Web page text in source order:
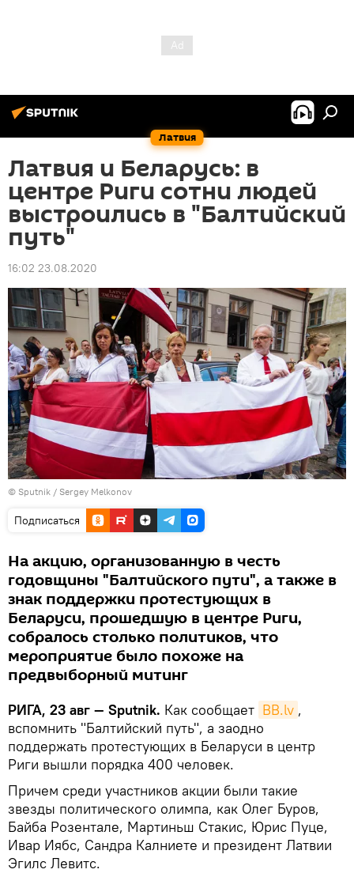
Латвия
Латвия и Беларусь: в
центре Риги сотни людей
выстроились в "Балтийский
путь"
16:02 23.08.2020
© Sputnik / Sergey Melkonov
Подписаться
На акцию, организованную в честь
годовщины "Балтийского пути", а также в
знак поддержки протестующих в
Беларуси, прошедшую в центре Риги,
собралось столько политиков, что
мероприятие было похоже на
предвыборный митинг
РИГА, 23 авг — Sputnik. Как сообщает BВ.lv ,
вспомнить "Балтийский путь", а заодно
поддержать протестующих в Беларуси в центр
Риги вышли порядка 400 человек.
Причем среди участников акции были такие
звезды политического олимпа, как Олег Буров,
Байба Розентале, Мартиньш Стакис, Юрис Пуце,
Ивар Иябс, Сандра Калниете и президент Латвии
Эгилс Левитс.